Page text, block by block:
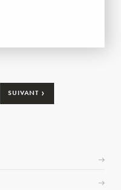
SUIVANT ›